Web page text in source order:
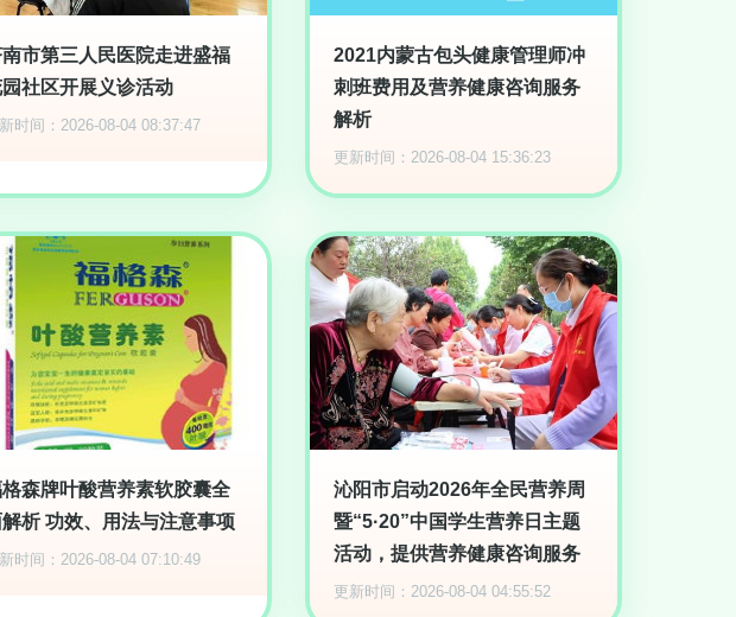
市第三人民医院走进盛福
社区开展义诊活动
时间：2026-08-04 08:37:47
2021内蒙古包头健康管理师冲
刺班费用及营养健康咨询服务
解析
更新时间：2026-08-04 15:36:23
森牌叶酸营养素软胶囊全
析 功效、用法与注意事项
时间：2026-08-04 07:10:49
沁阳市启动2026年全民营养周
暨“5·20”中国学生营养日主题
活动，提供营养健康咨询服务
更新时间：2026-08-04 04:55:52